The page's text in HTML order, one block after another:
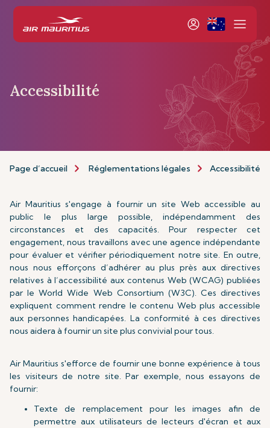
Accessibilité
Page d’accueil Réglementations légales Accessibilité
Air Mauritius s'engage à fournir un site Web accessible au
public le plus large possible, indépendamment des
circonstances et des capacités. Pour respecter cet
engagement, nous travaillons avec une agence indépendante
pour évaluer et vérifier périodiquement notre site. En outre,
nous nous efforçons d’adhérer au plus près aux directives
relatives à l’accessibilité aux contenus Web (WCAG) publiées
par le World Wide Web Consortium (W3C). Ces directives
expliquent comment rendre le contenu Web plus accessible
aux personnes handicapées. La conformité à ces directives
nous aidera à fournir un site plus convivial pour tous.
Air Mauritius s'efforce de fournir une bonne expérience à tous
les visiteurs de notre site. Par exemple, nous essayons de
fournir:
Texte de remplacement pour les images afin de
permettre aux utilisateurs de lecteurs d'écran et aux